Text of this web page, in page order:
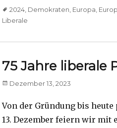
Tags2024, Demokraten, Europa,
Liberale
75 Jahre liberale
Posted
Dezember 13, 2023
Von der Gründung bis
13. Dezember feiern wir